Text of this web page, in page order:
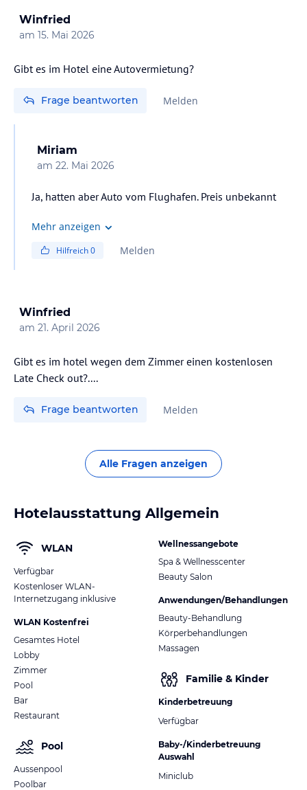
Winfried
am 15. Mai 2026
Gibt es im Hotel eine Autovermietung?
Frage beantworten Melden
Miriam
am 22. Mai 2026
Ja, hatten aber Auto vom Flughafen. Preis unbekannt
Mehr anzeigen
Hilfreich0 Melden
Winfried
am 21. April 2026
Gibt es im hotel wegen dem Zimmer einen kostenlosen
Late Check out?....
Frage beantworten Melden
Alle Fragen anzeigen
Hotelausstattung Allgemein
WLAN
Verfügbar
Kostenloser WLAN-
Internetzugang inklusive
WLAN Kostenfrei
Gesamtes Hotel
Lobby
Zimmer
Pool
Bar
Restaurant
Pool
Aussenpool
Poolbar
Wellnessangebote
Spa & Wellnesscenter
Beauty Salon
Anwendungen/Behandlungen
Beauty-Behandlung
Körperbehandlungen
Massagen
Familie & Kinder
Kinderbetreuung
Verfügbar
Baby-/Kinderbetreuung
Auswahl
Miniclub